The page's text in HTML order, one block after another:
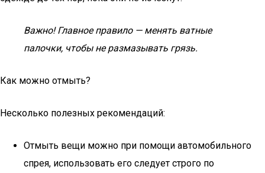
Важно! Главное правило — менять ватные
палочки, чтобы не размазывать грязь.
Как можно отмыть?
Несколько полезных рекомендаций:
Отмыть вещи можно при помощи автомобильного
спрея, использовать его следует строго по